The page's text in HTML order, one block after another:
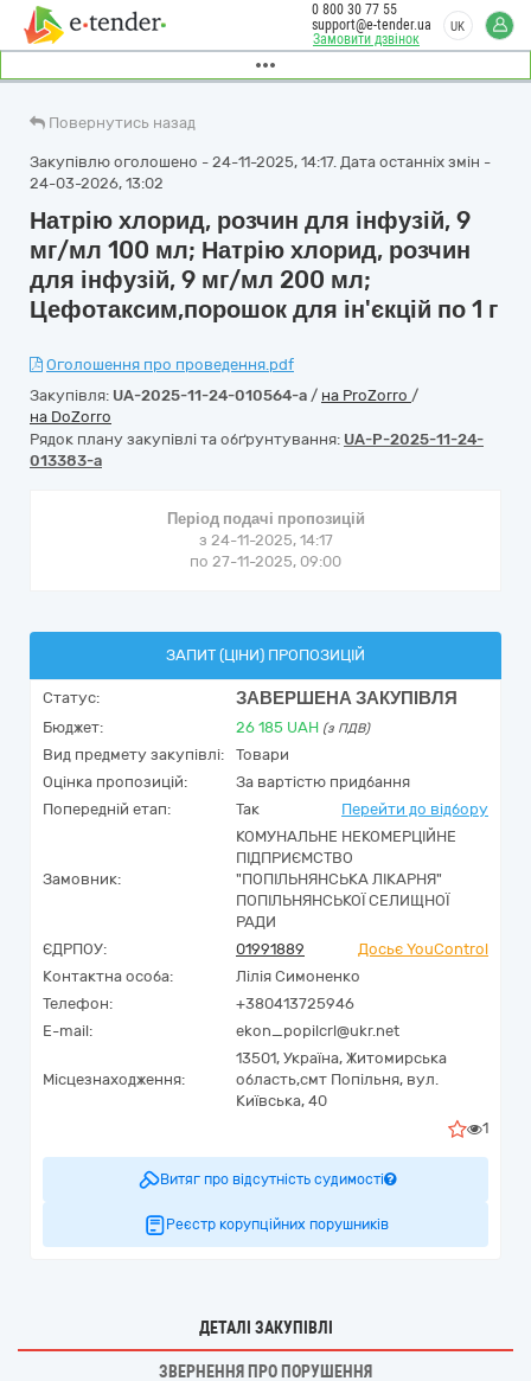
Замовити дзвінок
0 800 30 77 55
support@e-tender.ua
UK
Повернутись назад
Закупівлю оголошено - 24-11-2025, 14:17. Дата останніх змін -
24-03-2026, 13:02
Натрію хлорид, розчин для інфузій, 9
мг/мл 100 мл; Натрію хлорид, розчин
для інфузій, 9 мг/мл 200 мл;
Цефотаксим,порошок для ін'єкцій по 1 г
Оголошення про проведення.pdf
Закупівля: UA-2025-11-24-010564-a / на ProZorro /
на DoZorro
Рядок плану закупівлі та обґрунтування: UA-P-2025-11-24-
013383-a
Період подачі пропозицій
з 24-11-2025, 14:17
по 27-11-2025, 09:00
ЗАПИТ (ЦІНИ) ПРОПОЗИЦІЙ
Статус: ЗАВЕРШЕНА ЗАКУПІВЛЯ
Бюджет: 26 185 UAH (з ПДВ)
Вид предмету закупівлі:
Товари
Оцінка пропозицій:
За вартістю придбання
Попередній етап:
Так Перейти до відбору
Замовник:
КОМУНАЛЬНЕ НЕКОМЕРЦІЙНЕ
ПІДПРИЄМСТВО
"ПОПІЛЬНЯНСЬКА ЛІКАРНЯ"
ПОПІЛЬНЯНСЬКОЇ СЕЛИЩНОЇ
РАДИ
ЄДРПОУ:
01991889
Досьє YouControl
Контактна особа:
Лілія Симоненко
Телефон:
+380413725946
E-mail:
ekon_popilcrl@ukr.net
Місцезнаходження:
13501, Україна, Житомирська
область,смт Попільня, вул.
Київська, 40
1
Витяг про відсутність судимості
Реєстр корупційних порушників
ДЕТАЛІ ЗАКУПІВЛІ
ЗВЕРНЕННЯ ПРО ПОРУШЕННЯ